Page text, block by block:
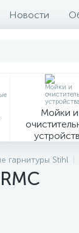
Новости
Мойки и
Образивно-
гарнитуры Stihl